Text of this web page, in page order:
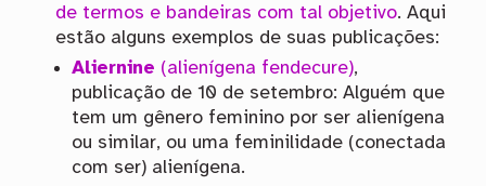
de termos e bandeiras com tal objetivo. Aqui
estão alguns exemplos de suas publicações:
Aliernine (alienígena fendecure),
publicação de 10 de setembro: Alguém que
tem um gênero feminino por ser alienígena
ou similar, ou uma feminilidade (conectada
com ser) alienígena.